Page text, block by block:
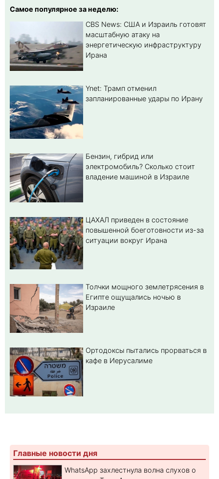
Самое популярное за неделю:
CBS News: США и Израиль готовят
масштабную атаку на
энергетическую инфраструктуру
Ирана
Ynet: Трамп отменил
запланированные удары по Ирану
Бензин, гибрид или
электромобиль? Cколько стоит
владение машиной в Израиле
ЦАХАЛ приведен в состояние
повышенной боеготовности из-за
ситуации вокруг Ирана
Толчки мощного землетрясения в
Египте ощущались ночью в
Израиле
Ортодоксы пытались прорваться в
кафе в Иерусалиме
Главные новости дня
WhatsApp захлестнула волна слухов о